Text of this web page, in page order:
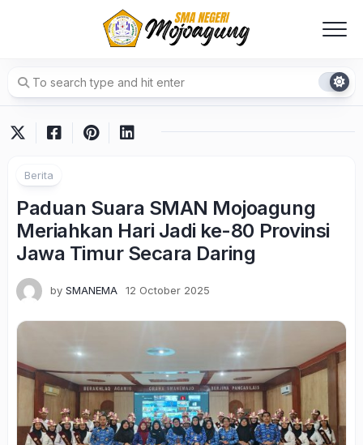
Berita
Paduan Suara SMAN Mojoagung
Meriahkan Hari Jadi ke-80 Provinsi
Jawa Timur Secara Daring
by SMANEMA 12 October 2025